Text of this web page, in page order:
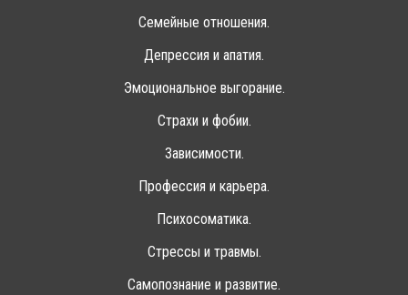
Семейные отношения.
Депрессия и апатия.
Эмоциональное выгорание.
Страхи и фобии.
Зависимости.
Профессия и карьера.
Психосоматика.
Стрессы и травмы.
Самопознание и развитие.